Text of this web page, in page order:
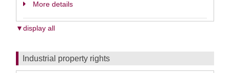
More details
▼display all
Industrial property rights